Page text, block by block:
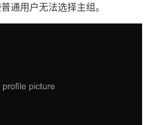
通用户无法选择主组。